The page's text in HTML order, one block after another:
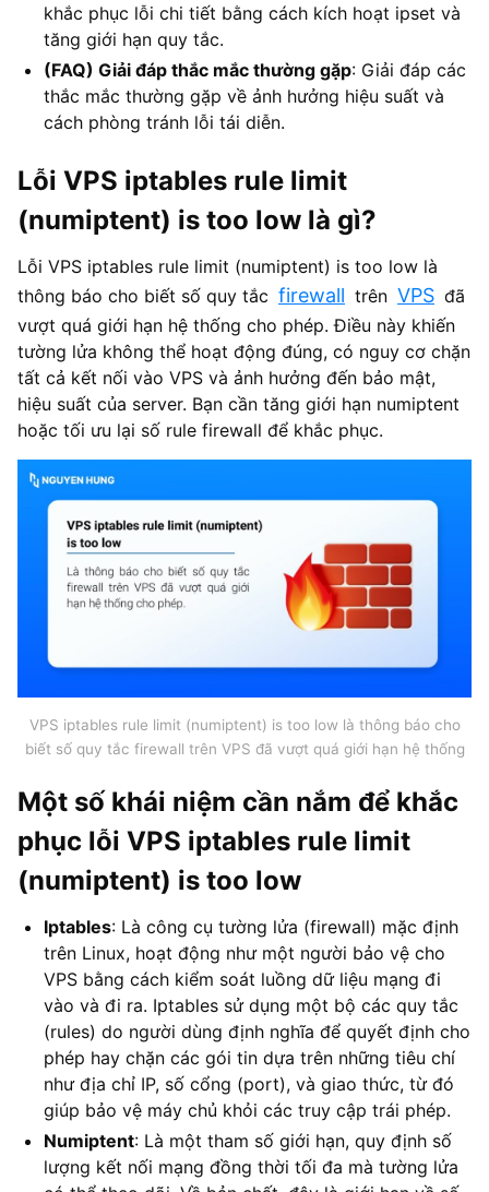
khắc phục lỗi chi tiết bằng cách kích hoạt ipset và
tăng giới hạn quy tắc.
(FAQ) Giải đáp thắc mắc thường gặp: Giải đáp các
thắc mắc thường gặp về ảnh hưởng hiệu suất và
cách phòng tránh lỗi tái diễn.
Lỗi VPS iptables rule limit
(numiptent) is too low là gì?
Lỗi VPS iptables rule limit (numiptent) is too low là
thông báo cho biết số quy tắc firewall trên VPS đã
vượt quá giới hạn hệ thống cho phép. Điều này khiến
tường lửa không thể hoạt động đúng, có nguy cơ chặn
tất cả kết nối vào VPS và ảnh hưởng đến bảo mật,
hiệu suất của server. Bạn cần tăng giới hạn numiptent
hoặc tối ưu lại số rule firewall để khắc phục.
VPS iptables rule limit (numiptent) is too low là thông báo cho
biết số quy tắc firewall trên VPS đã vượt quá giới hạn hệ thống
Một số khái niệm cần nắm để khắc
phục lỗi VPS iptables rule limit
(numiptent) is too low
Iptables: Là công cụ tường lửa (firewall) mặc định
trên Linux, hoạt động như một người bảo vệ cho
VPS bằng cách kiểm soát luồng dữ liệu mạng đi
vào và đi ra. Iptables sử dụng một bộ các quy tắc
(rules) do người dùng định nghĩa để quyết định cho
phép hay chặn các gói tin dựa trên những tiêu chí
như địa chỉ IP, số cổng (port), và giao thức, từ đó
giúp bảo vệ máy chủ khỏi các truy cập trái phép.
Numiptent: Là một tham số giới hạn, quy định số
lượng kết nối mạng đồng thời tối đa mà tường lửa